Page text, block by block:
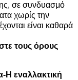
σε συνδυασμό
χωρίς την
είναι καθαρά
τους όρους
Η εναλλακτική